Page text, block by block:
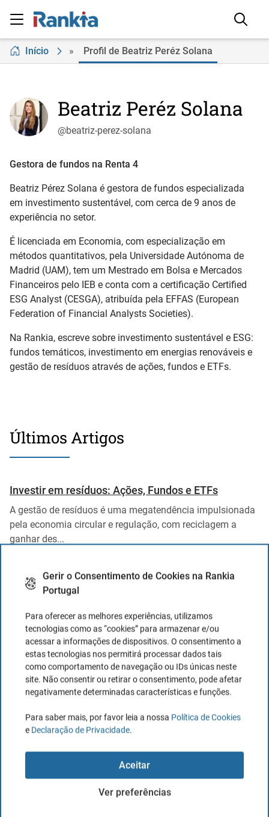
Gerir o Consentimento de Cookies na Rankia
Portugal
Para oferecer as melhores experiências, utilizamos
tecnologias como as “cookies” para armazenar e/ou
acessar a informações de dispositivos. O consentimento a
estas tecnologias nos permitirá processar dados tais
como comportamento de navegação ou IDs únicas neste
site. Não consentir ou retirar o consentimento, pode afetar
negativamente determinadas características e funções.
Para saber mais, por favor leia a nossa Política de Cookies
e Declaração de Privacidade.
Aceitar
Ver preferências
Início » Profil de Beatriz Peréz Solana
Beatriz Peréz Solana
@beatriz-perez-solana
Gestora de fundos na Renta 4
Beatriz Pérez Solana é gestora de fundos especializada
em investimento sustentável, com cerca de 9 anos de
experiência no setor.
É licenciada em Economia, com especialização em
métodos quantitativos, pela Universidade Autónoma de
Madrid (UAM), tem um Mestrado em Bolsa e Mercados
Financeiros pelo IEB e conta com a certificação Certified
ESG Analyst (CESGA), atribuída pela EFFAS (European
Federation of Financial Analysts Societies).
Na Rankia, escreve sobre investimento sustentável e ESG:
fundos temáticos, investimento em energias renováveis e
gestão de resíduos através de ações, fundos e ETFs.
Últimos Artigos
Investir em resíduos: Ações, Fundos e ETFs
A gestão de resíduos é uma megatendência impulsionada
pela economia circular e regulação, com reciclagem a
ganhar des...
Como investir em energias renováveis?
Investir em energias renováveis é uma oportunidade
crescente, com redução de custos, contratos a longo prazo
e forte ...
Beatriz Peréz Solana há 5 anos
Ver todos os Artigos
Artigos mais lidos